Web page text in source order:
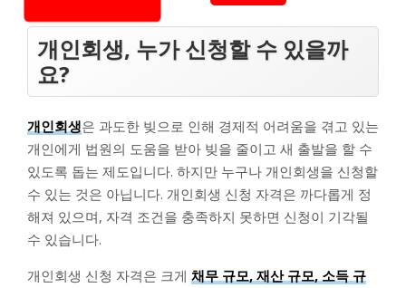
개인회생, 누가 신청할 수 있을까
요?
개인회생은 과도한 빚으로 인해 경제적 어려움을 겪고 있는
개인에게 법원의 도움을 받아 빚을 줄이고 새 출발을 할 수
있도록 돕는 제도입니다. 하지만 누구나 개인회생을 신청할
수 있는 것은 아닙니다. 개인회생 신청 자격은 까다롭게 정
해져 있으며, 자격 조건을 충족하지 못하면 신청이 기각될
수 있습니다.
개인회생 신청 자격은 크게 채무 규모, 재산 규모, 소득 규